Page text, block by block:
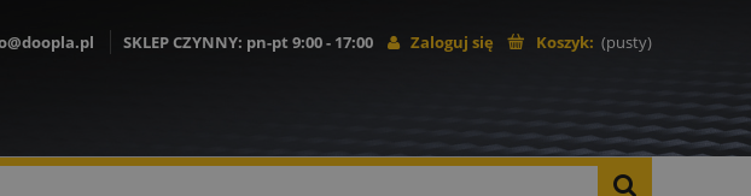
Koszyk: (pusty)
Zaloguj się
SKLEP CZYNNY: pn-pt 9:00 - 17:00